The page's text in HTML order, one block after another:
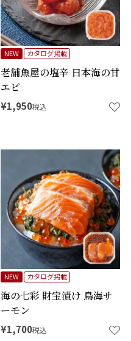
老舗魚屋の塩辛 日本海の甘
エビ
NEW カタログ掲載
¥1,950税込
海の七彩 財宝漬け 鳥海サ
ーモン
NEW カタログ掲載
¥1,700税込